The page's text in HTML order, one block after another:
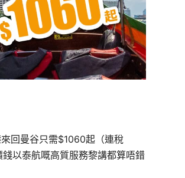
回曼谷只需$1060起（連稅
以泰航嘅高質服務黎講都算唔錯